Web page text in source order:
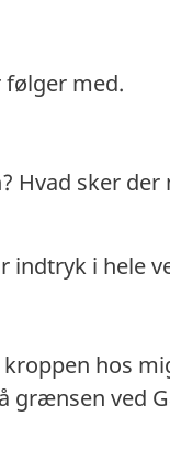
følger med.
Hvad sker der
indtryk i hele
hos
grænsen ved